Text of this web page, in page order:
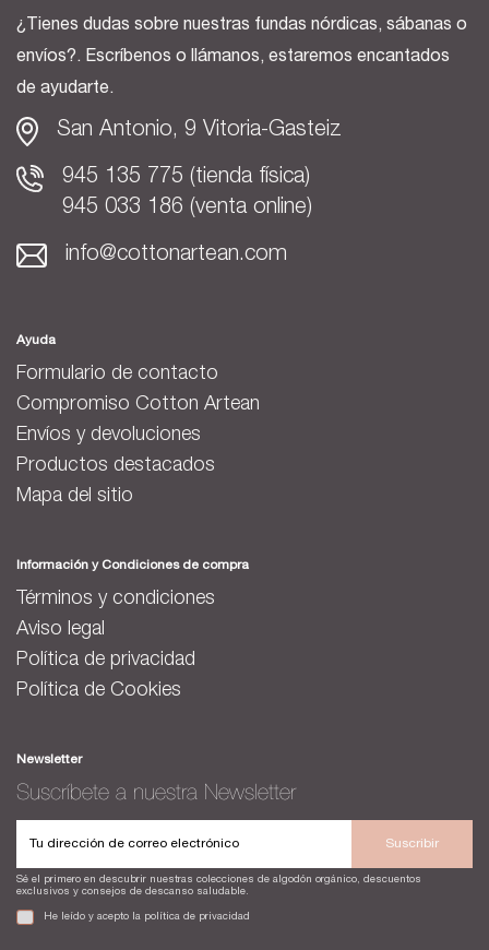
¿Tienes dudas sobre nuestras fundas nórdicas, sábanas o
envíos?. Escríbenos o llámanos, estaremos encantados
de ayudarte.
San Antonio, 9 Vitoria-Gasteiz
945 135 775 (tienda física)
945 033 186 (venta online)
info@cottonartean.com
Ayuda
Formulario de contacto
Compromiso Cotton Artean
Envíos y devoluciones
Productos destacados
Mapa del sitio
Información y Condiciones de compra
Términos y condiciones
Aviso legal
Política de privacidad
Política de Cookies
Newsletter
Suscríbete a nuestra Newsletter
Suscribir
Sé el primero en descubrir nuestras colecciones de algodón orgánico, descuentos
exclusivos y consejos de descanso saludable.
He leído y acepto la política de privacidad